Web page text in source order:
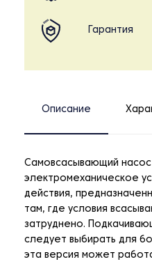
Гарантия
Описание
Самовсасывающий насос
электромеханическое
действия,
там, где условия
затруднено.
следует выбирать для
эта версия может